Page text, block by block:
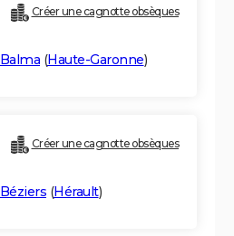
Créer une cagnotte obsèques
Balma (Haute-Garonne)
Créer une cagnotte obsèques
Béziers (Hérault)